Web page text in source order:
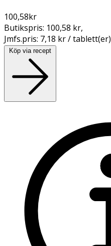
100,58kr
Butikspris: 100,58 kr,
Jmfs.pris: 7,18 kr / tablett(er)
Köp via recept